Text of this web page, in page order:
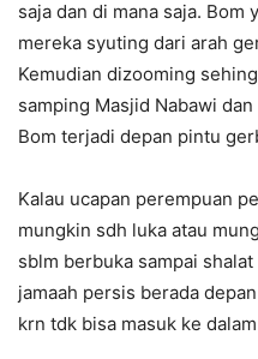
saja dan di mana saja. Bom
mereka syuting dari arah
Kemudian dizooming
samping Masjid Nabawi
Bom terjadi depan pintu
Kalau ucapan perempuan
mungkin sdh luka atau
sblm berbuka sampai
jamaah persis berada
krn tdk bisa masuk ke